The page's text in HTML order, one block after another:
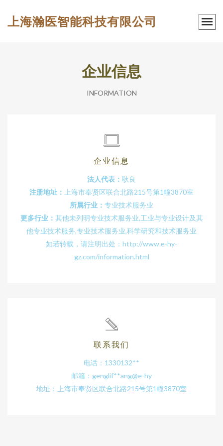
上海瀚医智能科技有限公司
企业信息
INFORMATION
企业信息
法人代表： 耿良
注册地址：
上海市奉贤区联合北路215号第1幢3870室
所属行业： 专业技术服务业
更多行业： 其他未列明专业技术服务业,工业与专业设计及其
他专业技术服务,专业技术服务业,科学研究和技术服务业
如若转载，请注明出处：http://www.e-hy-
gz.com/information.html
联系我们
电话：1330132**
邮箱：genglif**ang@e-hy
地址：上海市奉贤区联合北路215号第1幢3870室